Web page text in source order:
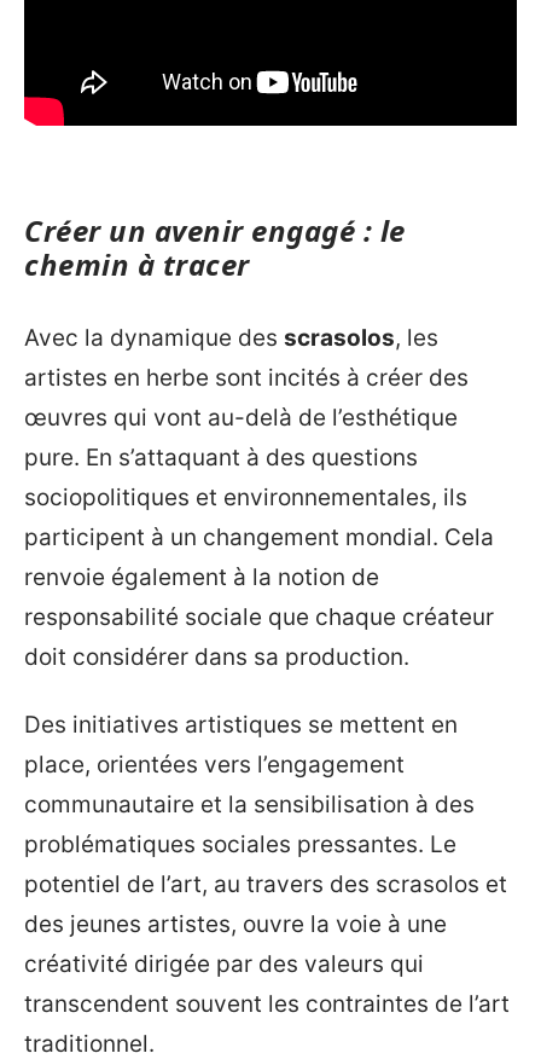
Créer un avenir engagé : le
chemin à tracer
Avec la dynamique des scrasolos, les
artistes en herbe sont incités à créer des
œuvres qui vont au-delà de l’esthétique
pure. En s’attaquant à des questions
sociopolitiques et environnementales, ils
participent à un changement mondial. Cela
renvoie également à la notion de
responsabilité sociale que chaque créateur
doit considérer dans sa production.
Des initiatives artistiques se mettent en
place, orientées vers l’engagement
communautaire et la sensibilisation à des
problématiques sociales pressantes. Le
potentiel de l’art, au travers des scrasolos et
des jeunes artistes, ouvre la voie à une
créativité dirigée par des valeurs qui
transcendent souvent les contraintes de l’art
traditionnel.